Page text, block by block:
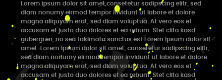
Lorem ipsum dolor sit amet,consetetur sadipscing elitr, sed
diam nonumy eirmod tempor invidunt ut labore et dolore
magna aliquyam erat, sed diam voluptua. At vero eos et
accusam et justo duo dolores et ea rebum. Stet clita kasd
gubergren, no sea takimata sanctus est Lorem ipsum dolor sit
amet. Lorem ipsum dolor sit amet, consetetur sadipscing elitr,
sed diam nonumy eirmod tempor invidunt ut labore et dolore
magna aliquyam erat, sed diam voluptua. At vero eos et
accusam et justo duo dolores et ea rebum. Stet clita kasd